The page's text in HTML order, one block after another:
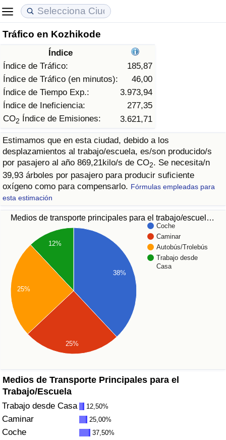
Tráfico en Kozhikode
Índice
Índice de Tráfico:
185,87
Índice de Tráfico (en minutos):
46,00
Índice de Tiempo Exp.:
3.973,94
Índice de Ineficiencia:
277,35
CO2 Índice de Emisiones: 3.621,71
Estimamos que en esta ciudad, debido a los
desplazamientos al trabajo/escuela, es/son producido/s
por pasajero al año 869,21kilo/s de CO2. Se necesita/n
39,93 árboles por pasajero para producir suficiente
oxígeno como para compensarlo. Fórmulas empleadas para
esta estimación
Medios de transporte principales para el trabajo/escuel…
Coche
Caminar
Autobús/Trolebús
Trabajo desde
Casa
38%
12%
25%
25%
Medios de Transporte Principales para el
Trabajo/Escuela
Trabajo desde Casa 12,50%
Caminar 25,00%
Coche 37,50%
Coste de vida
Índice de Costo de Vida (Actual)
Índice de Costo de Vida
Índice de costo de vida por país
en aqaba
Precios de las propiedades
Índice de Precios de Inmuebles (Actual)
Índice de Precios de Inmuebles
Índice de Precios de Inmuebles por País
Calidad de Vida
Índice de Calidad de Vida
Índice de Calidad de Vida (Actual)
Índice de calidad de vida por país
Delincuencia
Calificación del Índice de Criminalidad (Actual)
Índice de Criminalidad
Índice de criminalidad por país
Sanidad
Índice de Sanidad (Actual)
Índice de Sanidad
Índice de Sanidad por País
Contaminación
Índice de contaminación
Índice de Contaminación por País